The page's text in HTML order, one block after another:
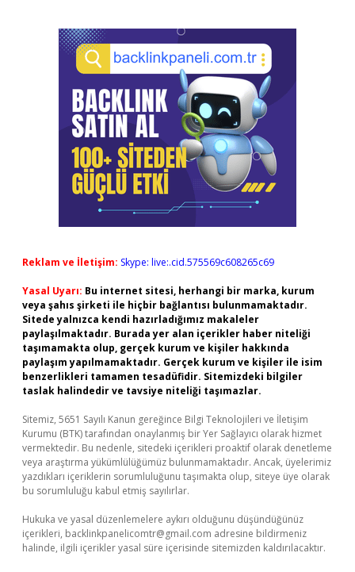
Reklam ve İletişim: Skype: live:.cid.575569c608265c69
Yasal Uyarı: Bu internet sitesi, herhangi bir marka, kurum
veya şahıs şirketi ile hiçbir bağlantısı bulunmamaktadır.
Sitede yalnızca kendi hazırladığımız makaleler
paylaşılmaktadır. Burada yer alan içerikler haber niteliği
taşımamakta olup, gerçek kurum ve kişiler hakkında
paylaşım yapılmamaktadır. Gerçek kurum ve kişiler ile isim
benzerlikleri tamamen tesadüfidir. Sitemizdeki bilgiler
taslak halindedir ve tavsiye niteliği taşımazlar.
Sitemiz, 5651 Sayılı Kanun gereğince Bilgi Teknolojileri ve İletişim
Kurumu (BTK) tarafından onaylanmış bir Yer Sağlayıcı olarak hizmet
vermektedir. Bu nedenle, sitedeki içerikleri proaktif olarak denetleme
veya araştırma yükümlülüğümüz bulunmamaktadır. Ancak, üyelerimiz
yazdıkları içeriklerin sorumluluğunu taşımakta olup, siteye üye olarak
bu sorumluluğu kabul etmiş sayılırlar.
Hukuka ve yasal düzenlemelere aykırı olduğunu düşündüğünüz
içerikleri, backlinkpanelicomtr@gmail.com adresine bildirmeniz
halinde, ilgili içerikler yasal süre içerisinde sitemizden kaldırılacaktır.